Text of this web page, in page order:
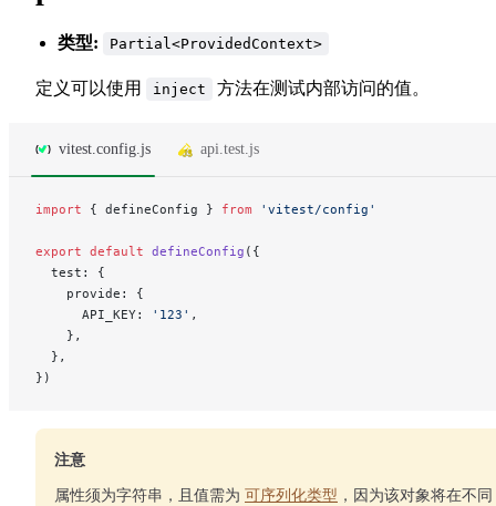
类型: Partial<ProvidedContext>
定义可以使用 inject 方法在测试内部访问的值。
vitest.config.js api.test.js
import { defineConfig } from 'vitest/config'
export default defineConfig ({
  test: {
    provide: {
      API_KEY:
'123' ,
    },
  },
})
注意
属性须为字符串，且值需为 可序列化类型 ，因为该对象将在不同